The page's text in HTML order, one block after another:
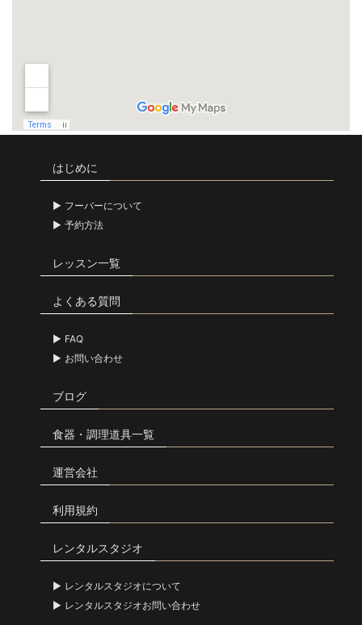
はじめに
フーバーについて
予約方法
レッスン一覧
よくある質問
FAQ
お問い合わせ
ブログ
食器・調理道具一覧
運営会社
利用規約
レンタルスタジオ
レンタルスタジオについて
レンタルスタジオお問い合わせ